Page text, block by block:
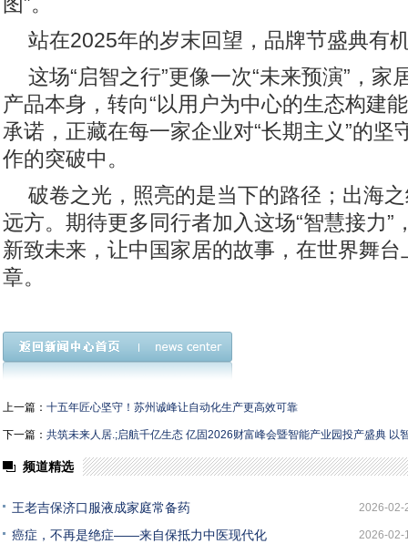
站在2025年的岁末回望，品牌节盛典有
这场“启智之行”更像一次“未来预演”，家
产品本身，转向“以用户为中心的生态构建
承诺，正藏在每一家企业对“长期主义”的坚
作的突破中。
破卷之光，照亮的是当下的路径；出海
远方。期待更多同行者加入这场“智慧接力”
新致未来，让中国家居的故事，在世界舞
章。
上一篇： 十五年匠心坚守！苏州诚峰让自动化生产更高效可靠
下一篇： 共筑未来人居.;启航千亿生态 亿固2026财富峰会暨智能产业园投产盛典 以
频道精选
王老吉保济口服液成家庭常备药 2026-02-
癌症，不再是绝症——来自保抵力中医现代化 2026-02-